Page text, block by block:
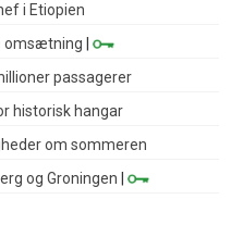
i Etiopien
omsætning |
passagerer
historisk hangar
om sommeren
og Groningen |